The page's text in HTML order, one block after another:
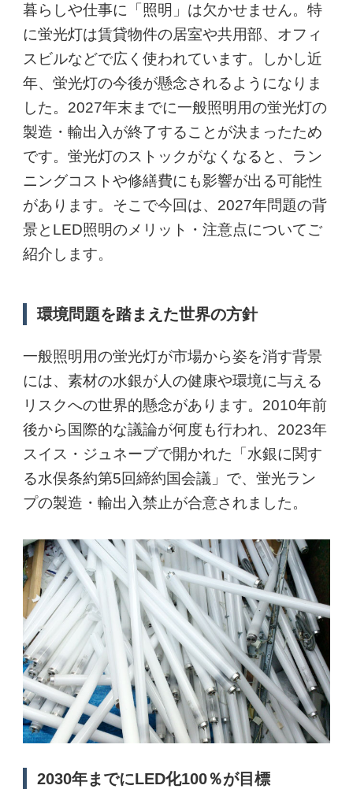
暮らしや仕事に「照明」は欠かせません。特
に蛍光灯は賃貸物件の居室や共用部、オフィ
スビルなどで広く使われています。しかし近
年、蛍光灯の今後が懸念されるようになりま
した。2027年末までに一般照明用の蛍光灯の
製造・輸出入が終了することが決まったため
です。蛍光灯のストックがなくなると、ラン
ニングコストや修繕費にも影響が出る可能性
があります。そこで今回は、2027年問題の背
景とLED照明のメリット・注意点についてご
紹介します。
環境問題を踏まえた世界の方針
一般照明用の蛍光灯が市場から姿を消す背景
には、素材の水銀が人の健康や環境に与える
リスクへの世界的懸念があります。2010年前
後から国際的な議論が何度も行われ、2023年
スイス・ジュネーブで開かれた「水銀に関す
る水俣条約第5回締約国会議」で、蛍光ラン
プの製造・輸出入禁止が合意されました。
2030年までにLED化100％が目標